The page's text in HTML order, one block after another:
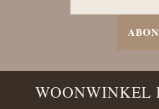
WOONWINKEL